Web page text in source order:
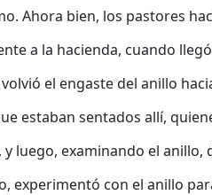
Ahora bien, los pastores
a la hacienda, cuando
el engaste del anillo
estaban sentados allí,
y luego, examinando el
experimentó con el anillo